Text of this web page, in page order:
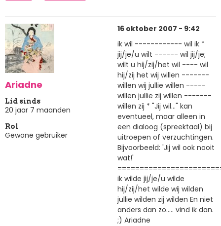
Ariadne
Lid sinds
20 jaar 7 maanden
Rol
Gewone gebruiker
16 oktober 2007 - 9:42
ik wil ------------ wil ik *
jij/je/u wilt ------ wil jij/je;
wilt u hij/zij/het wil ---- wil
hij/zij het wij willen -------
willen wij jullie willen -----
willen jullie zij willen -------
willen zij * "Jij wil..." kan
eventueel, maar alleen in
een dialoog (spreektaal) bij
uitroepen of verzuchtingen.
Bijvoorbeeld: 'Jij wil ook nooit
wat!'
ik wilde jij/je/u wilde
hij/zij/het wilde wij wilden
jullie wilden zij wilden En niet
anders dan zo..... vind ik dan.
;) Ariadne